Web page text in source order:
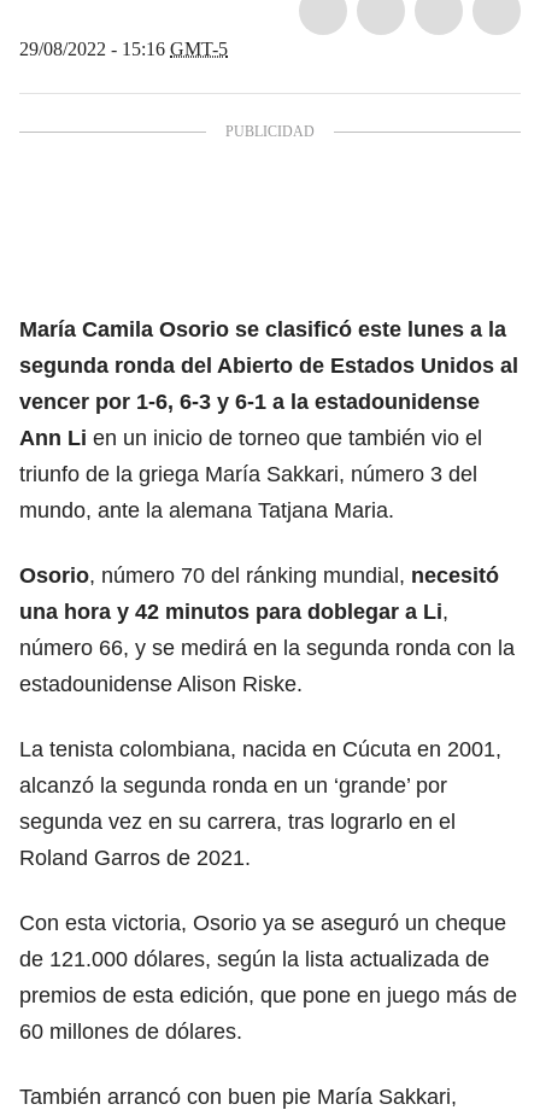
29/08/2022 - 15:16 GMT-5
María Camila Osorio se clasificó este lunes a la
segunda ronda del Abierto de Estados Unidos al
vencer por 1-6, 6-3 y 6-1 a la estadounidense
Ann Li en un inicio de torneo que también vio el
triunfo de la griega María Sakkari, número 3 del
mundo, ante la alemana Tatjana Maria.
Osorio, número 70 del ránking mundial, necesitó
una hora y 42 minutos para doblegar a Li,
número 66, y se medirá en la segunda ronda con la
estadounidense Alison Riske.
La tenista colombiana, nacida en Cúcuta en 2001,
alcanzó la segunda ronda en un ‘grande’ por
segunda vez en su carrera, tras lograrlo en el
Roland Garros de 2021.
Con esta victoria, Osorio ya se aseguró un cheque
de 121.000 dólares, según la lista actualizada de
premios de esta edición, que pone en juego más de
60 millones de dólares.
También arrancó con buen pie María Sakkari,